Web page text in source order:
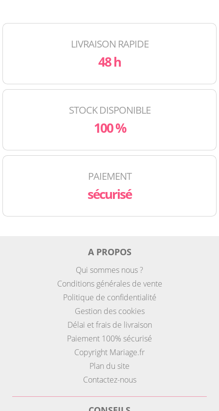
LIVRAISON RAPIDE
48 h
STOCK DISPONIBLE
100 %
PAIEMENT
sécurisé
A PROPOS
Qui sommes nous ?
Conditions générales de vente
Politique de confidentialité
Gestion des cookies
Délai et frais de livraison
Paiement 100% sécurisé
Copyright Mariage.fr
Plan du site
Contactez-nous